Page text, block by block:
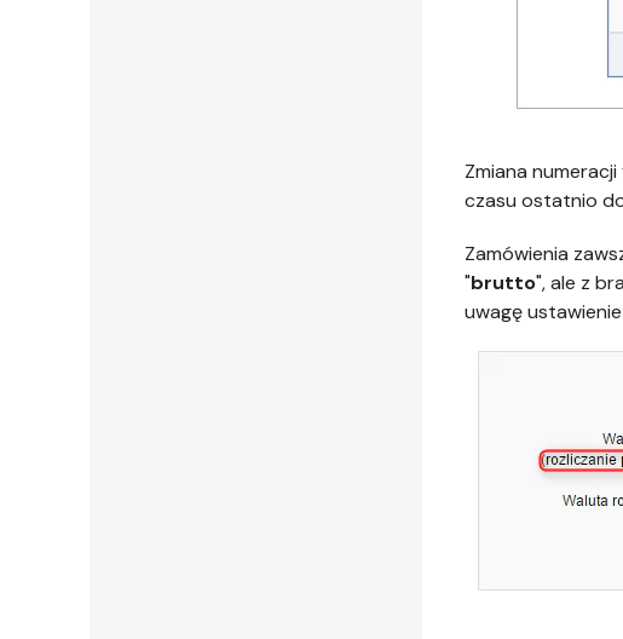
Zmiana
czasu ostatnio
Zamówienia
"brutto", ale z
uwagę